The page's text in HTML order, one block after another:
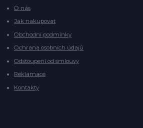
O nás
Jak nakupovat
Obchodní podmínky
Ochrana osobních údajů
Odstoupení od smlouvy
Reklamace
Kontakty